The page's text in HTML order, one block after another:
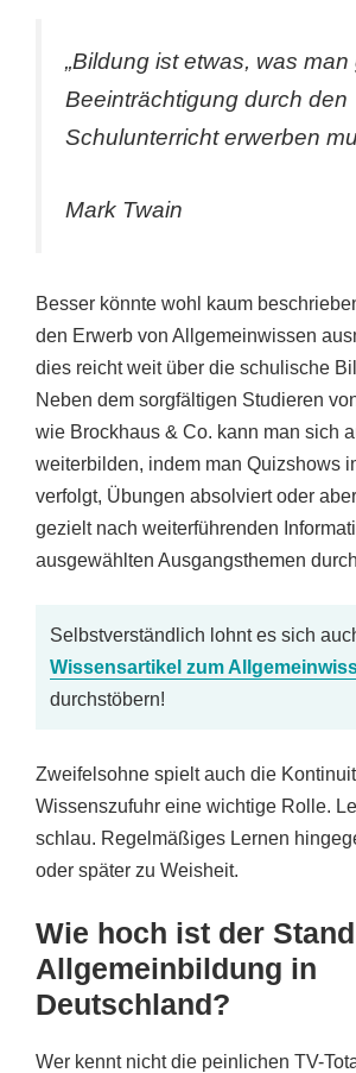
„Bildung ist etwas, was
Beeinträchtigung durch den
Schulunterricht erwerben
Mark Twain
Besser könnte wohl kaum
den Erwerb von Allgemeinwissen
dies reicht weit über die schulische
Neben dem sorgfältigen Studieren
wie Brockhaus & Co. kann man sich
weiterbilden, indem man Quizshows
verfolgt, Übungen absolviert oder
gezielt nach weiterführenden
ausgewählten Ausgangsthemen
Selbstverständlich lohnt es sich
Wissensartikel zum
durchstöbern!
Zweifelsohne spielt auch die
Wissenszufuhr eine wichtige Rolle.
schlau. Regelmäßiges Lernen
oder später zu Weisheit.
Wie hoch ist der
Allgemeinbildung in
Deutschland?
Wer kennt nicht die peinlichen TV-